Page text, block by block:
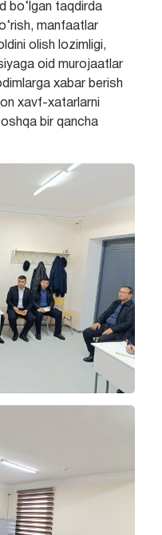
bo‘lgan taqdirda
manfaatlar
olish lozimligi,
oid murojaatlar
xabar berish
xavf-xatarlarni
bir qancha